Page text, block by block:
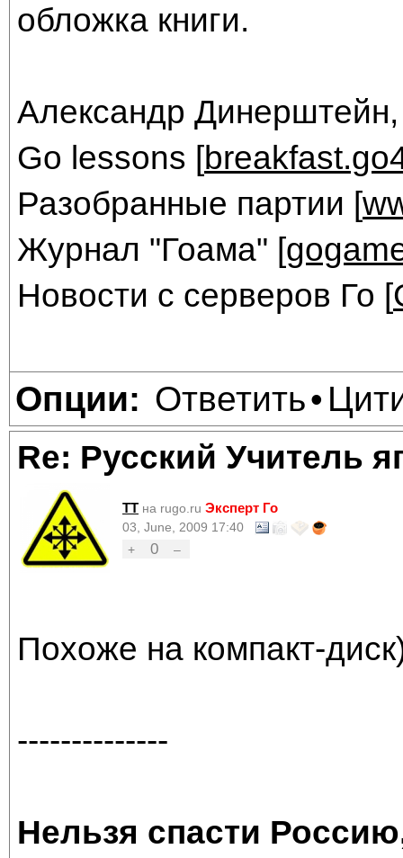
обложка книги.
Александр Динерштейн,
Go lessons [
Разобранные партии [
Журнал "Гоама" [
Новости с серверов Го [
Опции: Ответить•
Re: Русский Учитель
TT на rugo.ru Эксперт Го
03, June, 2009 17:40
+
0 –
Похоже на компакт-
--------------
Нельзя спасти